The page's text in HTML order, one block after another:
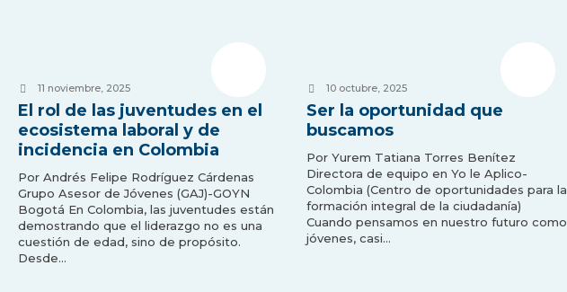
11 noviembre, 2025
El rol de las juventudes en el
ecosistema laboral y de
incidencia en Colombia
Por Andrés Felipe Rodríguez Cárdenas
Grupo Asesor de Jóvenes (GAJ)-GOYN
Bogotá En Colombia, las juventudes están
demostrando que el liderazgo no es una
cuestión de edad, sino de propósito.
Desde…
10 octubre, 2025
Ser la oportunidad que
buscamos
Por Yurem Tatiana Torres Benítez
Directora de equipo en Yo le Aplico-
Colombia (Centro de oportunidades para la
formación integral de la ciudadanía)
Cuando pensamos en nuestro futuro como
jóvenes, casi…